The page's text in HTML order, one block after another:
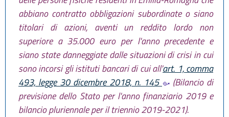
abbiano contratto obbligazioni subordinate o siano
titolari di azioni, aventi un reddito lordo non
superiore a 35.000 euro per l'anno precedente e
siano state danneggiate dalle situazioni di crisi in cui
sono incorsi gli istituti bancari di cui all'art. 1, comma
493, legge 30 dicembre 2018, n. 145
(Bilancio di
previsione dello Stato per l'anno finanziario 2019 e
bilancio pluriennale per il triennio 2019-2021).